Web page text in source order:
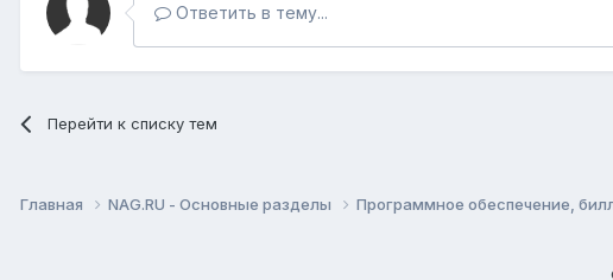
Ответить в тему...
Перейти к списку тем
Главная NAG.RU - Основные разделы Программное обеспечение,